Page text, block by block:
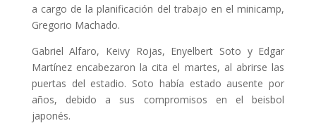
a cargo de la planificación del trabajo en el minicamp,
Gregorio Machado.
Gabriel Alfaro, Keivy Rojas, Enyelbert Soto y Edgar
Martínez encabezaron la cita el martes, al abrirse las
puertas del estadio. Soto había estado ausente por
años, debido a sus compromisos en el beisbol
japonés.